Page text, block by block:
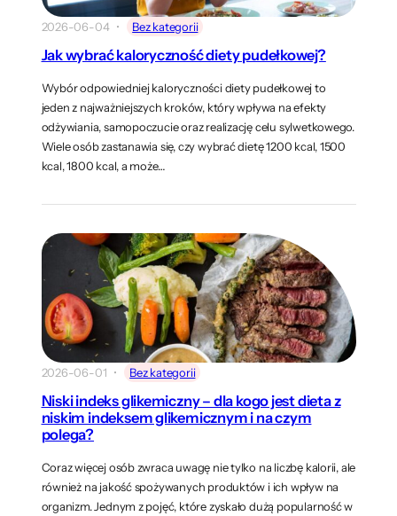
2026-06-04 Bez kategorii
Jak wybrać kaloryczność diety pudełkowej?
Wybór odpowiedniej kaloryczności diety pudełkowej to
jeden z najważniejszych kroków, który wpływa na efekty
odżywiania, samopoczucie oraz realizację celu sylwetkowego.
Wiele osób zastanawia się, czy wybrać dietę 1200 kcal, 1500
kcal, 1800 kcal, a może…
2026-06-01 Bez kategorii
Niski indeks glikemiczny – dla kogo jest dieta z
niskim indeksem glikemicznym i na czym
polega?
Coraz więcej osób zwraca uwagę nie tylko na liczbę kalorii, ale
również na jakość spożywanych produktów i ich wpływ na
organizm. Jednym z pojęć, które zyskało dużą popularność w